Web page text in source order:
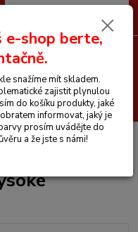
Hledat
0 Kč
Termoboty PFIFF
e-shop berte,
snažíme mít skladem.
zajistit plynulou
do košíku produkty, jaké
informovat, jaký je
prosím uvádějte do
a že jste s námi!